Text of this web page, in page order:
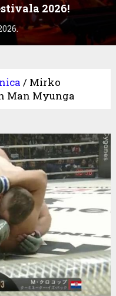
2026!
/ Mirko
Man Myunga